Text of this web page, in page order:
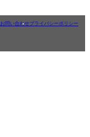
お問い合わせプライバシーポリシー